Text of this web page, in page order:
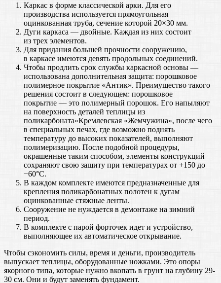
Каркас в форме классической арки. Для его
производства используется прямоугольная
оцинкованная труба, сечение которой 20×30 мм.
Дуги каркаса — двойные. Каждая из них состоит
из трех элементов.
Для придания большей прочности сооружению,
в каркасе имеются девять продольных соединений.
Чтобы продлить срок службы каркасной основы —
использована дополнительная защита: порошковое
полимерное покрытие «Антик». Преимущество такого
решения состоит в следующем: порошковое
покрытие — это полимерный порошок. Его напыляют
на поверхность деталей теплицы из
поликарбоната«Кремлевская «Жемчужина», после чего
в специальных печах, где возможно поднять
температуру до высоких показателей, выполняют
полимеризацию. После подобной процедуры,
окрашенные таким способом, элементы конструкций
сохраняют свою защиту при температурах от +150 до
−60°С.
В каждом комплекте имеются предназначенные для
крепления поликарбонатных полотен к дугам
оцинкованные стяжные ленты.
Сооружение не нуждается в демонтаже на зимний
период.
В комплекте с парой форточек идет и устройство,
выполняющее их автоматическое открывание.
Чтобы сэкономить силы, время и деньги, производитель
выпускает теплицы, оборудованные ножками. Это опоры
якорного типа, которые нужно вкопать в грунт на глубину 29-
30 см. Они и будут заменять фундамент.